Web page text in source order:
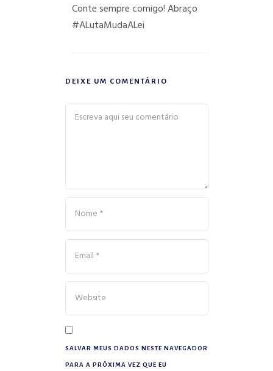
Conte sempre comigo! Abraço
#ALutaMudaALei
DEIXE UM COMENTÁRIO
SALVAR MEUS DADOS NESTE NAVEGADOR
PARA A PRÓXIMA VEZ QUE EU